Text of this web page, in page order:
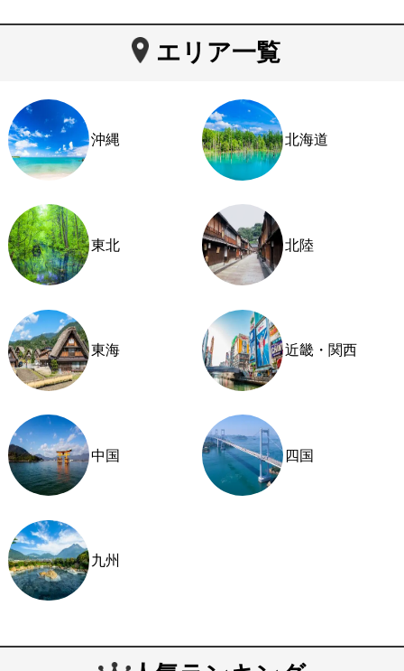
エリア一覧
沖縄 北海道
東北 北陸
東海 近畿・関西
中国 四国
九州